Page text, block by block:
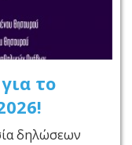
το
δηλώσεων